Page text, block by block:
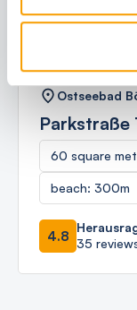
Ostseebad
Parkstraße
60 square
beach: 300m
4.8 35